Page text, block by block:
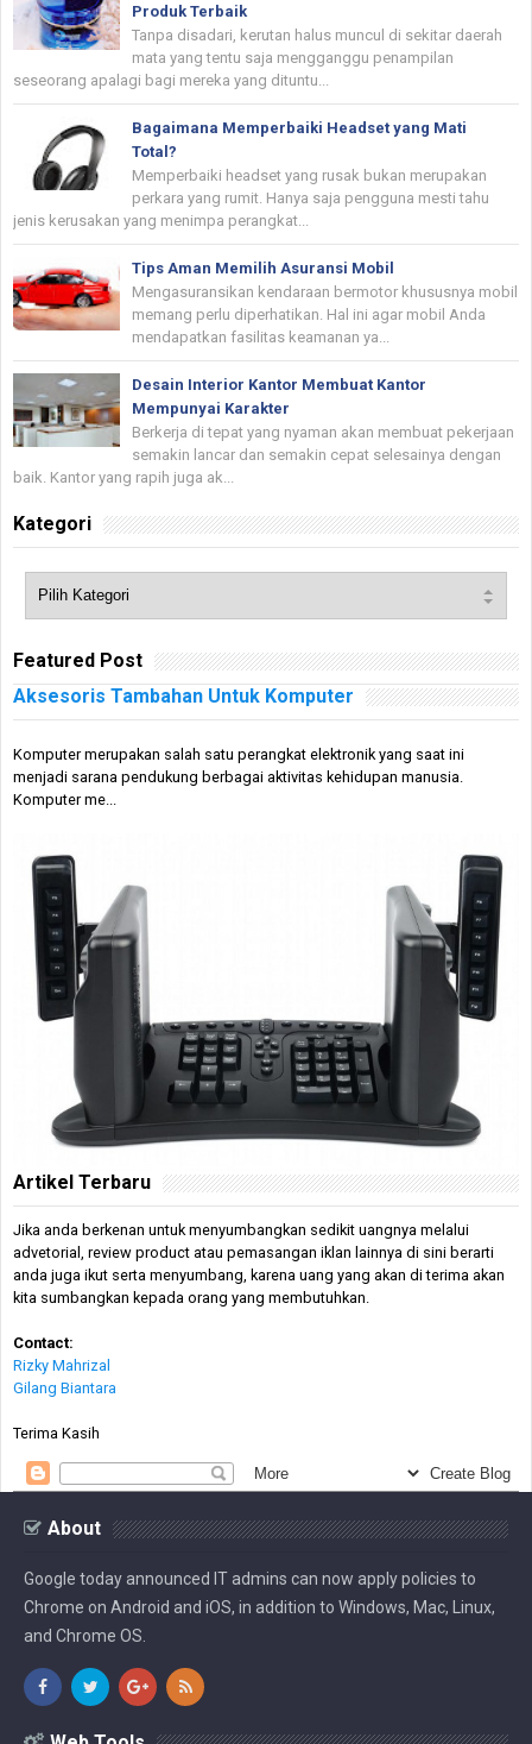
Produk Terbaik
Tanpa disadari, kerutan halus muncul di sekitar daerah
mata yang tentu saja mengganggu penampilan
seseorang apalagi bagi mereka yang dituntu...
Bagaimana Memperbaiki Headset yang Mati
Total?
Memperbaiki headset yang rusak bukan merupakan
perkara yang rumit. Hanya saja pengguna mesti tahu
jenis kerusakan yang menimpa perangkat...
Tips Aman Memilih Asuransi Mobil
Mengasuransikan kendaraan bermotor khususnya mobil
memang perlu diperhatikan. Hal ini agar mobil Anda
mendapatkan fasilitas keamanan ya...
Desain Interior Kantor Membuat Kantor
Mempunyai Karakter
Berkerja di tepat yang nyaman akan membuat pekerjaan
semakin lancar dan semakin cepat selesainya dengan
baik. Kantor yang rapih juga ak...
Kategori
Featured Post
Aksesoris Tambahan Untuk Komputer
Komputer merupakan salah satu perangkat elektronik yang saat ini
menjadi sarana pendukung berbagai aktivitas kehidupan manusia.
Komputer me...
Artikel Terbaru
Jika anda berkenan untuk menyumbangkan sedikit uangnya melalui
advetorial, review product atau pemasangan iklan lainnya di sini berarti
anda juga ikut serta menyumbang, karena uang yang akan di terima akan
kita sumbangkan kepada orang yang membutuhkan.
Contact:
Rizky Mahrizal
Gilang Biantara
Terima Kasih
About
Google today announced IT admins can now apply policies to
Chrome on Android and iOS, in addition to Windows, Mac, Linux,
and Chrome OS.